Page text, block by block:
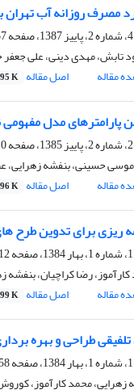
مصرف روزانه آب تهران
تابش، مهدی دینی، علی
مقاله
اصل مقاله K
پارامترهای مدل
حسینی، بنفشه زهرایی،
مقاله
اصل مقاله K
ریزی برای تدوین طرح
12-28
رضا کراچیان، بنفشه
مقاله
اصل مقاله K
طراحی و بهره
67
زهرایی، محمد کارآموز،